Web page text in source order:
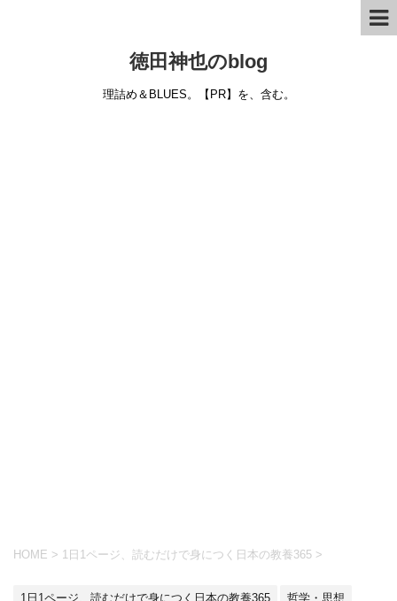
徳田神也のblog
理詰め＆BLUES。【PR】を、含む。
HOME > 1日1ページ、読むだけで身につく日本の教養365 >
1日1ページ、読むだけで身につく日本の教養365 哲学・思想